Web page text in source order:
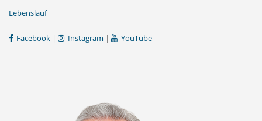
Lebenslauf
Facebook | Instagram | YouTube